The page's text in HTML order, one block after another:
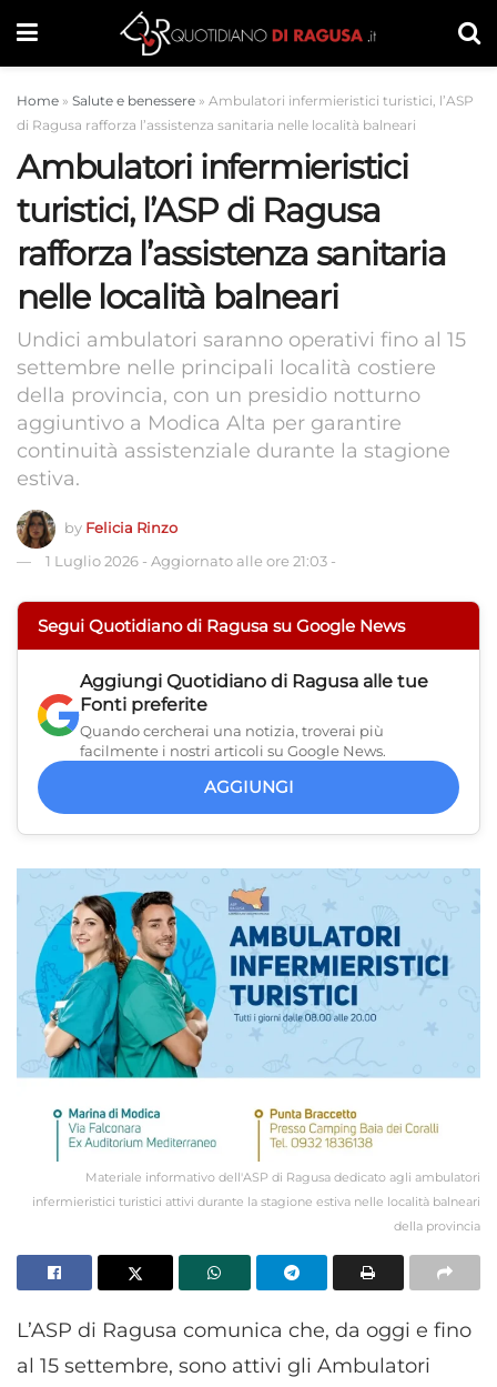
Home » Salute e benessere » Ambulatori infermieristici turistici, l’ASP
di Ragusa rafforza l’assistenza sanitaria nelle località balneari
Ambulatori infermieristici
turistici, l’ASP di Ragusa
rafforza l’assistenza sanitaria
nelle località balneari
Undici ambulatori saranno operativi fino al 15
settembre nelle principali località costiere
della provincia, con un presidio notturno
aggiuntivo a Modica Alta per garantire
continuità assistenziale durante la stagione
estiva.
by Felicia Rinzo
1 Luglio 2026 - Aggiornato alle ore 21:03 -
Segui Quotidiano di Ragusa su Google News
Aggiungi Quotidiano di Ragusa alle tue
Fonti preferite
Quando cercherai una notizia, troverai più
facilmente i nostri articoli su Google News.
AGGIUNGI
Materiale informativo dell'ASP di Ragusa dedicato agli ambulatori
infermieristici turistici attivi durante la stagione estiva nelle località balneari
della provincia
L’ASP di Ragusa comunica che, da oggi e fino
al 15 settembre, sono attivi gli Ambulatori